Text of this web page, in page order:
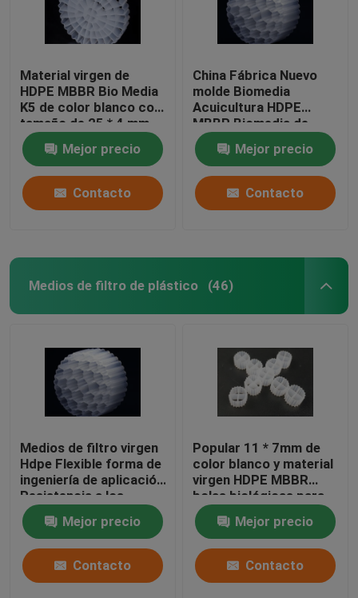
Material virgen de
HDPE MBBR Bio Media
K5 de color blanco con
tamaño de 25 * 4 mm
para equipos IFAS
Mejor precio
Contacto
China Fábrica Nuevo
molde Biomedia
Acuicultura HDPE
MBBR Biomedia de
filtro Biomasa
portadora Medios
flotantes
Mejor precio
Contacto
Medios de filtro de plástico (46)
Medios de filtro virgen
Hdpe Flexible forma de
ingeniería de aplicación
Resistencia a los
golpes
Mejor precio
Contacto
Popular 11 * 7mm de
color blanco y material
virgen HDPE MBBR
bolas biológicas para
acuarios
Mejor precio
Contacto